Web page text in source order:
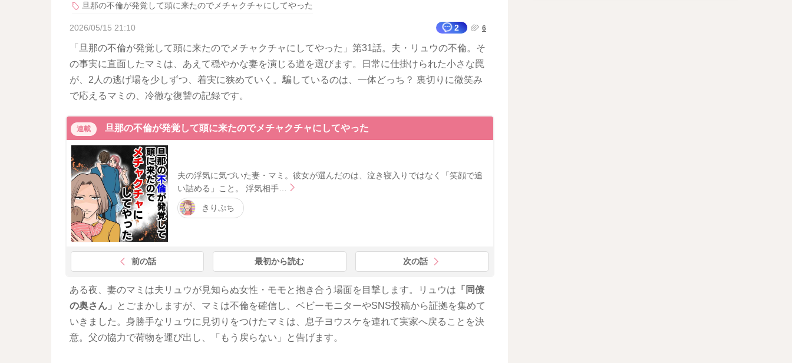
旦那の不倫が発覚して頭に来たのでメチャクチャにしてやった
2026/05/15 21:10 2 6
「旦那の不倫が発覚して頭に来たのでメチャクチャにしてやった」第31話。夫・リュウの不倫。そ
の事実に直面したマミは、あえて穏やかな妻を演じる道を選びます。日常に仕掛けられた小さな罠
が、2人の逃げ場を少しずつ、着実に狭めていく。騙しているのは、一体どっち？ 裏切りに微笑み
で応えるマミの、冷徹な復讐の記録です。
連載 旦那の不倫が発覚して頭に来たのでメチャクチャにしてやった
夫の浮気に気づいた妻・マミ。彼女が選んだのは、泣き寝入りではなく「笑顔で追
い詰める」こと。 浮気相手…
きりぷち
前の話 最初から読む 次の話
ある夜、妻のマミは夫リュウが見知らぬ女性・モモと抱き合う場面を目撃します。リュウは 「同僚
の奥さん」
とごまかしますが、マミは不倫を確信し、ベビーモニターやSNS投稿から証拠を集めて
いきました。身勝手なリュウに見切りをつけたマミは、息子ヨウスケを連れて実家へ戻ることを決
意。父の協力で荷物を運び出し、「もう戻らない」と告げます。